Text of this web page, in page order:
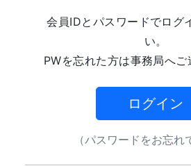
会員IDとパスワードでログ
い。
PWを忘れた方は事務局へご
ログイン
（パスワードをお忘れ